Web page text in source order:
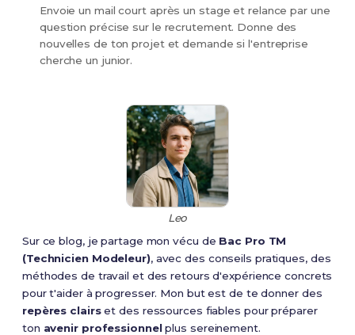
Envoie un mail court après un stage et relance par une
question précise sur le recrutement. Donne des
nouvelles de ton projet et demande si l'entreprise
cherche un junior.
Leo
Sur ce blog, je partage mon vécu de Bac Pro TM
(Technicien Modeleur), avec des conseils pratiques, des
méthodes de travail et des retours d'expérience concrets
pour t'aider à progresser. Mon but est de te donner des
repères clairset des ressources fiables pour préparer
ton avenir professionnelplus sereinement.